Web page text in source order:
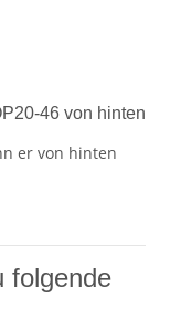
46 von hinten
er von hinten
folgende